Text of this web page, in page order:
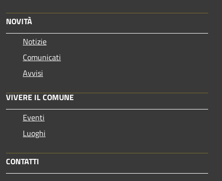
NOVITÀ
Notizie
Comunicati
Avvisi
VIVERE IL COMUNE
Eventi
Luoghi
CONTATTI